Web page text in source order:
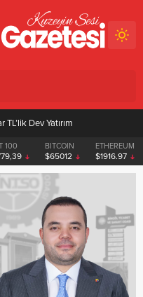
Dev Yatırım
100 BITCOIN
$65012
ETHEREUM
$1916.97